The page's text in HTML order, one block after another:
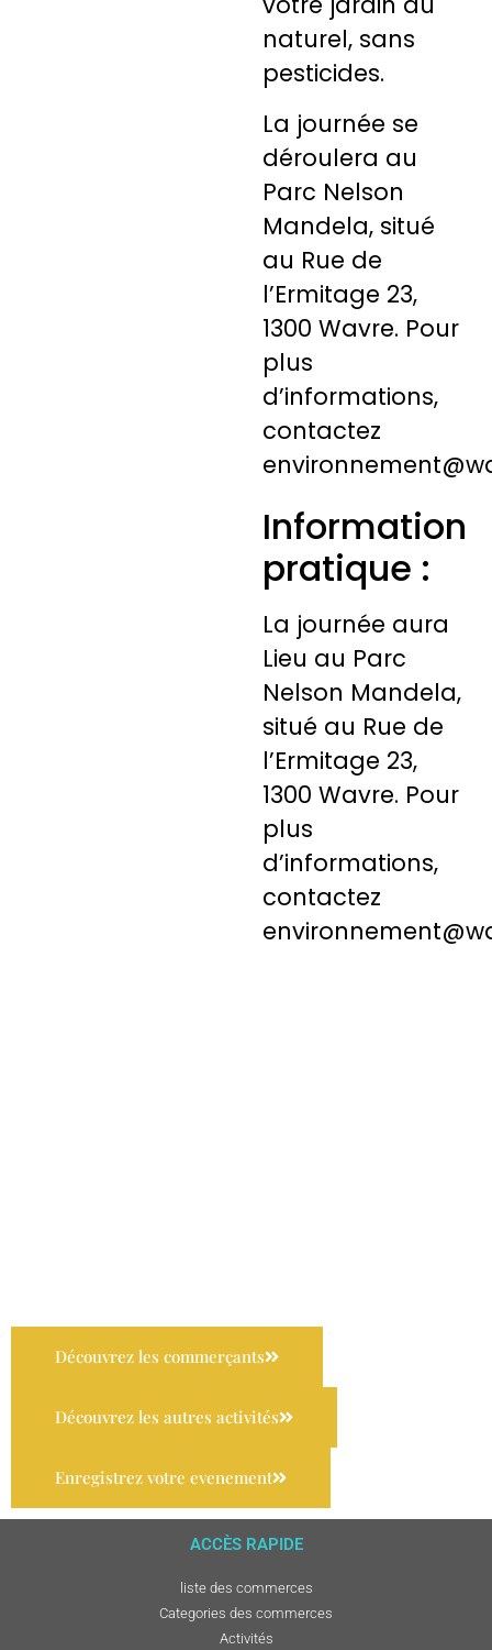
naturel, sans
pesticides.
La journée se
déroulera au
Parc Nelson
Mandela, situé
au Rue de
l’Ermitage 23,
1300 Wavre. Pour
plus
d’informations,
contactez
Information
pratique :
La journée aura
Lieu au Parc
Nelson Mandela,
situé au Rue de
l’Ermitage 23,
1300 Wavre. Pour
plus
d’informations,
contactez
Découvrez les commerçants
Découvrez les autres activités
Enregistrez votre evenement
ACCÈS RAPIDE
liste des commerces
Categories des commerces
Activités